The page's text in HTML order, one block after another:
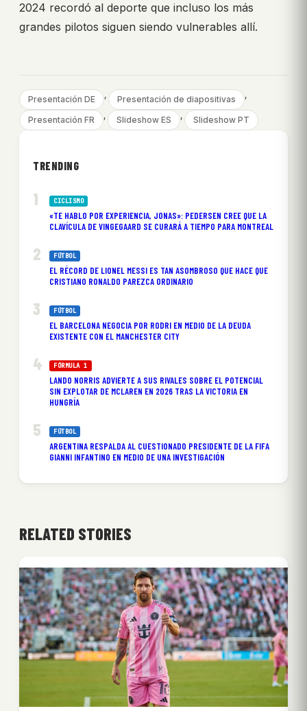
2024 recordó al deporte que incluso los más
grandes pilotos siguen siendo vulnerables allí.
Presentación DE , Presentación de diapositivas ,
Presentación FR , Slideshow ES , Slideshow PT
TRENDING
CICLISMO
«TE HABLO POR EXPERIENCIA, JONAS»: PEDERSEN CREE QUE LA
CLAVÍCULA DE VINGEGAARD SE CURARÁ A TIEMPO PARA MONTREAL
FÚTBOL
EL RÉCORD DE LIONEL MESSI ES TAN ASOMBROSO QUE HACE QUE
CRISTIANO RONALDO PAREZCA ORDINARIO
FÚTBOL
EL BARCELONA NEGOCIA POR RODRI EN MEDIO DE LA DEUDA
EXISTENTE CON EL MANCHESTER CITY
FÓRMULA 1
LANDO NORRIS ADVIERTE A SUS RIVALES SOBRE EL POTENCIAL
SIN EXPLOTAR DE MCLAREN EN 2026 TRAS LA VICTORIA EN
HUNGRÍA
FÚTBOL
ARGENTINA RESPALDA AL CUESTIONADO PRESIDENTE DE LA FIFA
GIANNI INFANTINO EN MEDIO DE UNA INVESTIGACIÓN
RELATED STORIES